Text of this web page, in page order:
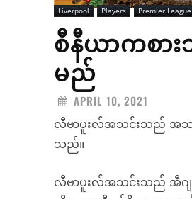
Liverpool Players Premier League
စီနီယာကစား
မည်
APRIL 10, 2021
လီဗာပူးလ်အသင်းသည် အသင်း
သည်။
လီဗာပူးလ်အသင်းသည် အီဂ